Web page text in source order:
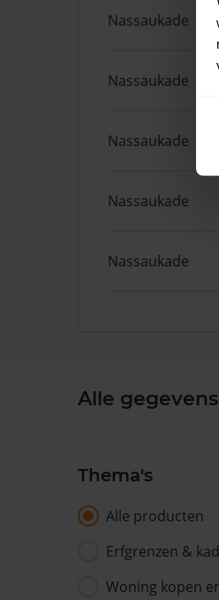
Nassaukade
Nassaukade
Nassaukade
Nassaukade
Nassaukade
Alle gegevens
Thema's
Alle producten
Erfgrenzen &
Woning kopen